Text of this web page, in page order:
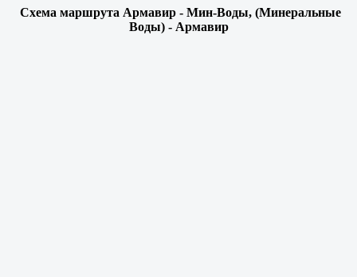
Схема маршрута Армавир - Мин-Воды, (Минеральные
Воды) - Армавир